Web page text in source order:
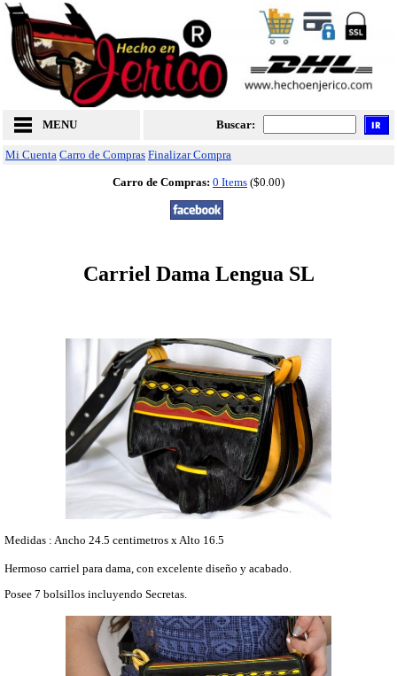
MENU Buscar:
Mi Cuenta Carro de Compras Finalizar Compra
Carro de Compras: 0 Items ($0.00)
Carriel Dama Lengua SL
Medidas : Ancho 24.5 centimetros x Alto 16.5
Hermoso carriel para dama, con excelente diseño y acabado.
Posee 7 bolsillos incluyendo Secretas.